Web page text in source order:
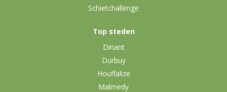
Schietchallenge
Top steden
Dinant
Durbuy
Houffalize
Malmedy